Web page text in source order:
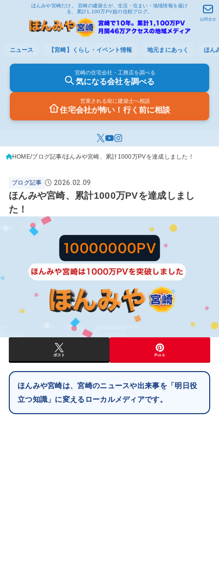
ほんみや宮崎だけ。 宮崎の建築士が、生活・住まい・地域情報を届け
る、累計1,100万PV超の信頼ブログ。
ニュース 【宮崎】くらし・イベント情報 地元まにあっく ほん
宮崎の住宅会社・工務店を調べる
気になる会社を調べる
営業される前に建築士へ相談
住宅会社が怖い！行く前に相談
お問合せ
HOME ブログ記事 ほんみや宮崎、累計1000万PVを達成しました！
ブログ記事 2026.02.09
ほんみや宮崎、累計1000万PVを達成しまし
た！
ポスト Pin it
ほんみや宮崎は、宮崎のニュースや出来事を「明日役
立つ知識」に変えるローカルメディアです。